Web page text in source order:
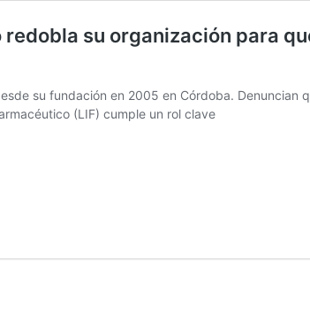
su organización para
su fundación en 2005 en Córdoba. Denuncian
(LIF) cumple un rol clave